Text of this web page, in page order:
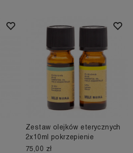
Zestaw olejków eterycznych
2x10ml pokrzepienie
75,00 zł